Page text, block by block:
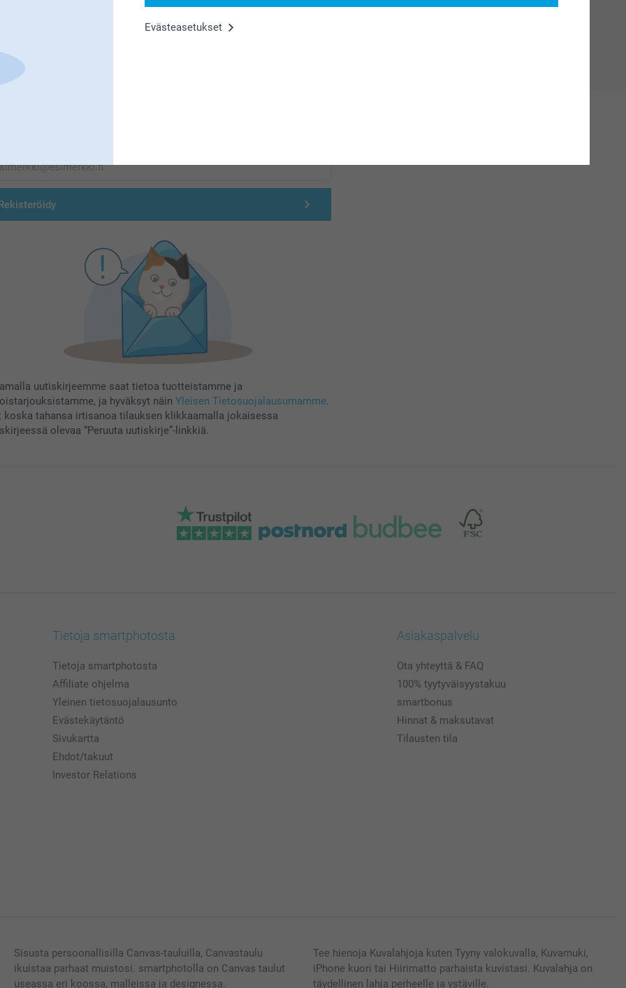
Evästeasetukset
uutiskirjeemme saat tietoa tuotteistamme ja
ja hyväksyt näin Yleisen Tietosuojalausumamme.
koska tahansa irtisanoa tilauksen klikkaamalla jokaisessa
olevaa “Peruuta uutiskirje”-linkkiä.
Tietoja smartphotosta
Tietoja smartphotosta
Affiliate ohjelma
Yleinen tietosuojalausunto
Evästekäytäntö
Sivukartta
Ehdot/takuut
Investor Relations
Asiakaspalvelu
Ota yhteyttä & FAQ
100% tyytyväisyystakuu
smartbonus
Hinnat & maksutavat
Tilausten tila
Sisusta persoonallisilla Canvas-tauluilla, Canvastaulu
ikuistaa parhaat muistosi. smartphotolla on Canvas taulut
useassa eri koossa, malleissa ja designessa.
Tee hienoja Kuvalahjoja kuten Tyyny valokuvalla, Kuvamuki,
iPhone kuori tai Hiirimatto parhaista kuvistasi. Kuvalahja on
täydellinen lahja perheelle ja ystäville.